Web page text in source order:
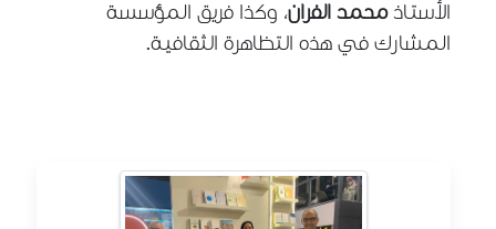
الأستاذمحمد الفران، وكذا فريق المؤسسة
المشارك في هذه التظاهرة الثقافية.